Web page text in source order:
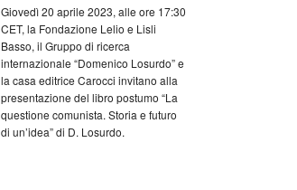
Giovedì 20 aprile 2023, alle ore 17:30
CET, la Fondazione Lelio e Lisli
Basso, il Gruppo di ricerca
internazionale “Domenico Losurdo” e
la casa editrice Carocci invitano alla
presentazione del libro postumo “La
questione comunista. Storia e futuro
di un’idea” di D. Losurdo.